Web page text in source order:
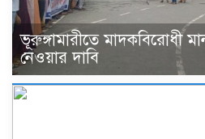
ভূরুঙ্গামারীতে মাদকবিরোধী
নেওয়ার দাবি